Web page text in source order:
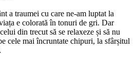
a traumei cu care ne-am luptat la
e colorată în tonuri de gri. Dar
din trecut să se relaxeze și să nu
cele mai încruntate chipuri, la sfârșitul